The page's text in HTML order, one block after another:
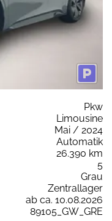
Pkw
Limousine
Mai / 2024
Automatik
26.390 km
5
Grau
Zentrallager
ab ca. 10.08.2026
89105_GW_GRE